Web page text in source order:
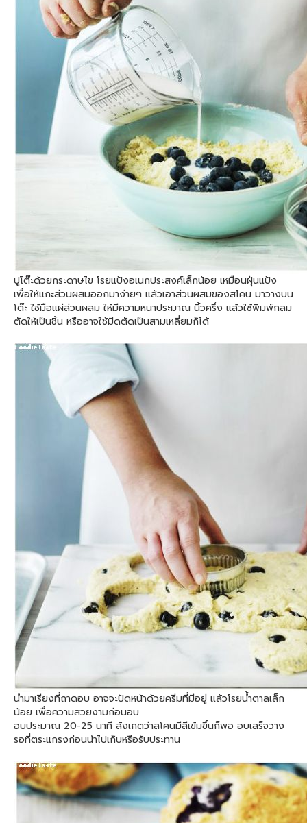
ปูโต๊ะด้วยกระดาษไข โรยแป้งอเนกประสงค์เล็กน้อย เหมือนฝุ่นแป้ง
เพื่อให้แกะส่วนผสมออกมาง่ายๆ แล้วเอาส่วนผสมของสโคน มาวางบน
โต๊ะ ใช้มือแผ่ส่วนผสม ให้มีความหนาประมาณ นิ้วครึ่ง แล้วใช้พิมพ์กลม
ตัดให้เป็นชิ้น หรืออาจใช้มีดตัดเป็นสามเหลี่ยมก็ได้
นำมาเรียงที่ถาดอบ อาจจะปัดหน้าด้วยครีมที่มีอยู่ แล้วโรยน้ำตาลเล็ก
น้อย เพื่อความสวยงามก่อนอบ
อบประมาณ 20-25 นาที สังเกตว่าสโคนมีสีเข้มขึ้นก็พอ อบเสร็จวาง
รอที่ตระแกรงก่อนนำไปเก็บหรือรับประทาน